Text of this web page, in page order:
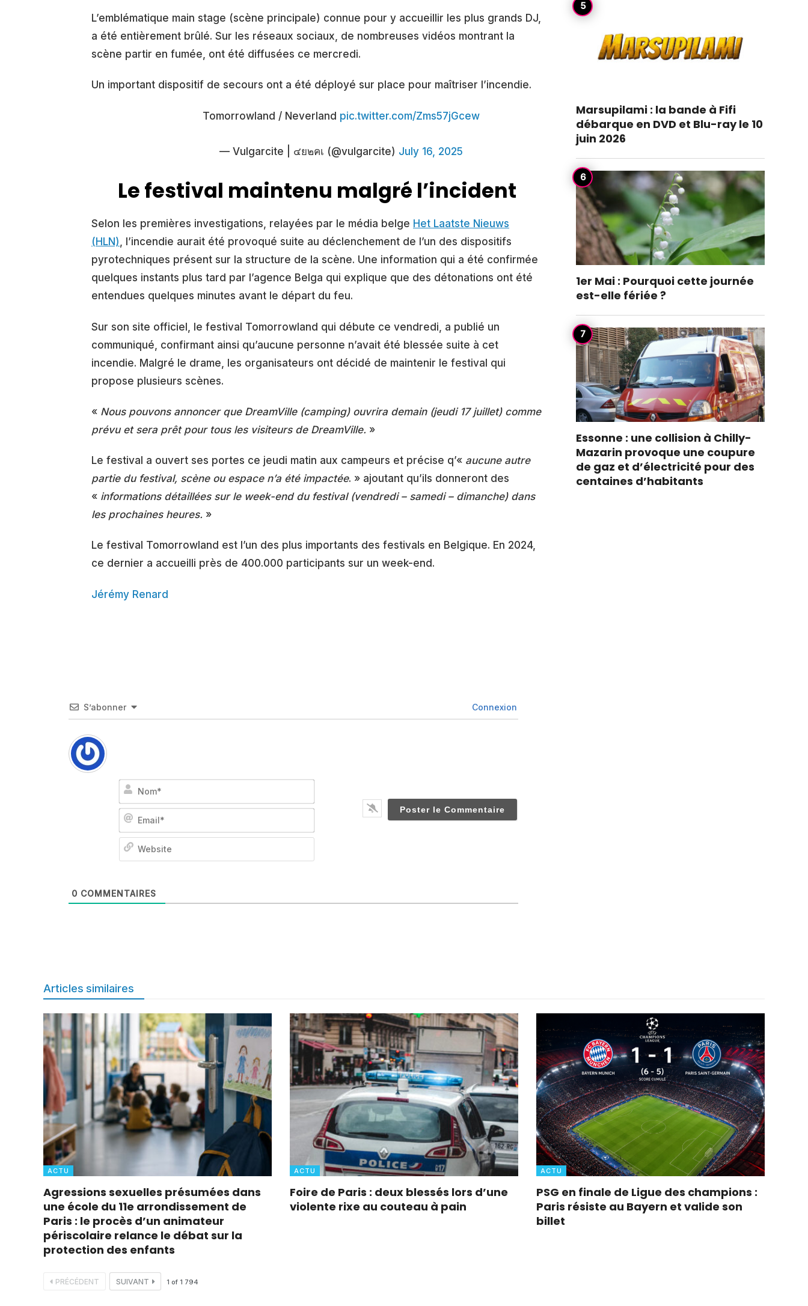
L’emblématique main stage (scène principale) connue pour y accueillir les plus grands DJ,
a été entièrement brûlé. Sur les réseaux sociaux, de nombreuses vidéos montrant la
scène partir en fumée, ont été diffusées ce mercredi.
Un important dispositif de secours ont a été déployé sur place pour maîtriser l’incendie.
Tomorrowland / Neverland pic.twitter.com/Zms57jGcew
— Vulgarcite | ๔ย๒คเ (@vulgarcite) July 16, 2025
Le festival maintenu malgré l’incident
Selon les premières investigations, relayées par le média belge Het Laatste Nieuws
(HLN), l’incendie aurait été provoqué suite au déclenchement de l’un des dispositifs
pyrotechniques présent sur la structure de la scène. Une information qui a été confirmée
quelques instants plus tard par l’agence Belga qui explique que des détonations ont été
entendues quelques minutes avant le départ du feu.
Sur son site officiel, le festival Tomorrowland qui débute ce vendredi, a publié un
communiqué, confirmant ainsi qu’aucune personne n’avait été blessée suite à cet
incendie. Malgré le drame, les organisateurs ont décidé de maintenir le festival qui
propose plusieurs scènes.
« Nous pouvons annoncer que DreamVille (camping) ouvrira demain (jeudi 17 juillet) comme
prévu et sera prêt pour tous les visiteurs de DreamVille. »
Le festival a ouvert ses portes ce jeudi matin aux campeurs et précise q’« aucune autre
partie du festival, scène ou espace n’a été impactée. » ajoutant qu’ils donneront des
« informations détaillées sur le week-end du festival (vendredi – samedi – dimanche) dans
les prochaines heures. »
Le festival Tomorrowland est l’un des plus importants des festivals en Belgique. En 2024,
ce dernier a accueilli près de 400.000 participants sur un week-end.
Jérémy Renard
S’abonner Connexion
Nom*
Email*
Website
0 COMMENTAIRES
Marsupilami : la bande à Fifi
débarque en DVD et Blu-ray le 10
juin 2026
1er Mai : Pourquoi cette journée
est-elle fériée ?
Essonne : une collision à Chilly-
Mazarin provoque une coupure
de gaz et d’électricité pour des
centaines d’habitants
Articles similaires
ACTU
Agressions sexuelles présumées dans
une école du 11e arrondissement de
Paris : le procès d’un animateur
périscolaire relance le débat sur la
protection des enfants
ACTU
Foire de Paris : deux blessés lors d’une
violente rixe au couteau à pain
ACTU
PSG en finale de Ligue des champions :
Paris résiste au Bayern et valide son
billet
PRÉCÉDENT SUIVANT 1 of 1 794